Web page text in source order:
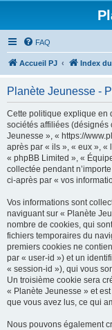
FAQ
Accueil PJ Index
Planète Jeunesse -
Cette politique explique en
sociétés affiliées (désignés
Jeunesse », « https://
après par « ils », « eux », «
« phpBB Limited », «
collectée pendant
ci-après par « vos
Vos informations sont
naviguant sur « Planète
nombre de cookies, qui
fichiers temporaires du
premiers cookies ne
par « user-id ») et un
« session-id »), qui vous
Un troisième cookie sera
« Planète Jeunesse » et
que vous avez lus, ce qui
Nous pouvons également